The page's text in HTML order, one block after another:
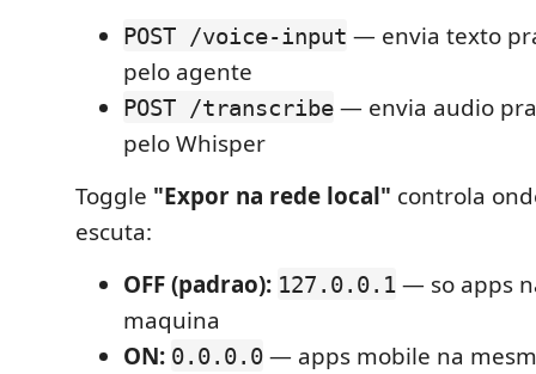
POST /voice-input — envia texto
pelo agente
POST /transcribe — envia audio
pelo Whisper
Toggle "Expor na rede local" controla
escuta:
OFF (padrao): 127.0.0.1 — so apps
maquina
ON: 0.0.0.0 — apps mobile na